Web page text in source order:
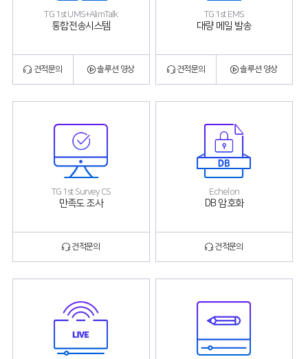
TG 1st UMS+AlimTalk
통합전송시스템
견적문의 솔루션 영상
TG 1st EMS
대량 메일 발송
견적문의 솔루션 영상
TG 1st Survey CS
만족도 조사
견적문의
Echelon
DB 암호화
견적문의